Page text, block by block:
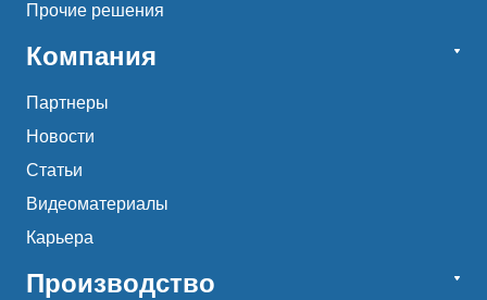
Прочие решения
Компания
Партнеры
Новости
Статьи
Видеоматериалы
Карьера
Производство